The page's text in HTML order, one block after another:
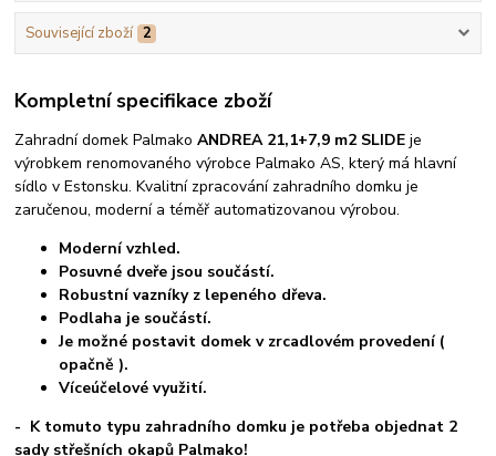
Související zboží 2
Kompletní specifikace zboží
Zahradní domek PalmakoANDREA 21,1+7,9 m2 SLIDEje
výrobkem renomovaného výrobce Palmako AS, který má hlavní
sídlo v Estonsku. Kvalitní zpracování zahradního domku je
zaručenou, moderní a téměř automatizovanou výrobou.
Moderní vzhled.
Posuvné dveře jsou součástí.
Robustní vazníky z lepeného dřeva.
Podlaha je součástí.
Je možné postavit domek v zrcadlovém provedení (
opačně ).
Víceúčelové využití.
- K tomuto typu zahradního domku je potřeba objednat 2
sady střešních okapů Palmako!